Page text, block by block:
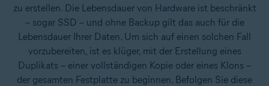
zu erstellen. Die Lebensdauer von Hardware ist beschränkt
– sogar SSD – und ohne Backup gilt das auch für die
Lebensdauer Ihrer Daten. Um sich auf einen solchen Fall
vorzubereiten, ist es klüger, mit der Erstellung eines
Duplikats – einer vollständigen Kopie oder eines Klons –
der gesamten Festplatte zu beginnen. Befolgen Sie diese